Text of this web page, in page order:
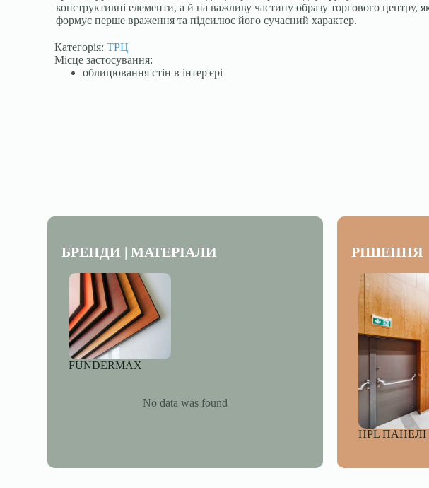
конструктивні елементи, а й на важливу частину образу торгового центру,
формує перше враження та підсилює його сучасний характер.
Категорія:ТРЦ
Місце застосування:
облицювання стін в інтер'єрі
БРЕНДИ | МАТЕРІАЛИ
FUNDERMAX
No data was found
РІШЕННЯ
HPL ПАНЕЛІ